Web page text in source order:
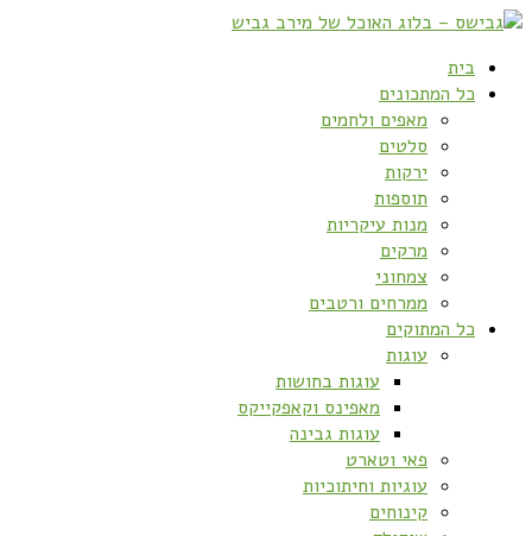
בית
כל המתכונים
מאפים ולחמים
סלטים
ירקות
תוספות
מנות עיקריות
מרקים
צמחוני
ממרחים ורטבים
כל המתוקים
עוגות
עוגות בחושות
מאפינס וקאפקייקס
עוגות גבינה
פאי וטארט
עוגיות וחיתוכיות
קינוחים